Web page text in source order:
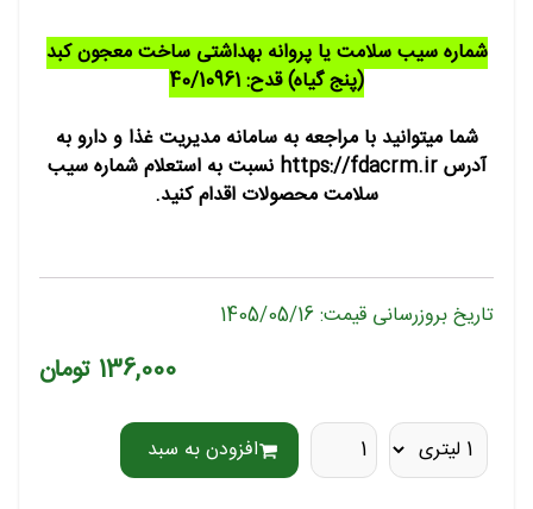
شماره سیب سلامت یا پروانه بهداشتی ساخت معجون کبد
(پنج گیاه) قدح: 40/10961
شما میتوانید با مراجعه به سامانه مدیریت غذا و دارو به
آدرس https://fdacrm.ir نسبت به استعلام شماره سیب
سلامت محصولات اقدام کنید.
تاریخ بروزرسانی قیمت: 1405/05/16
136,000 تومان
افزودن به سبد